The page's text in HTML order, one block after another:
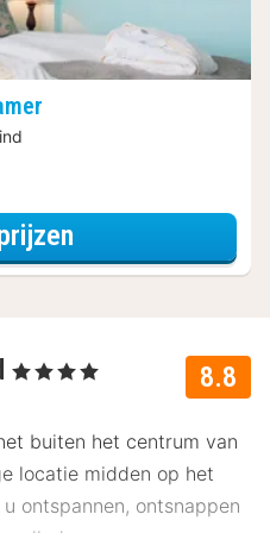
voor Deluxe
8.8
, 4 Sterren
buiten het centrum van
locatie midden op het
ontspannen, ontsnappen